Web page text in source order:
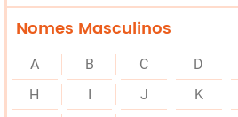
Nomes Masculinos
A B C D
H
I J K